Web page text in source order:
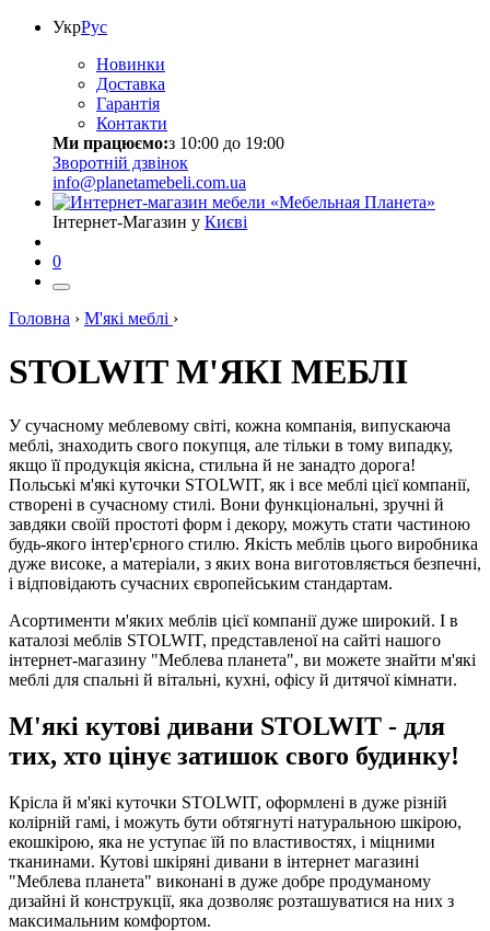
УкрРус
Новинки
Доставка
Гарантія
Контакти
Ми працюємо:з 10:00 до 19:00
Зворотній дзвінок
info@planetamebeli.com.ua
Інтернет-Магазин у Києві
0
Головна › М'які меблі ›
STOLWIT М'ЯКІ МЕБЛІ
У сучасному меблевому світі, кожна компанія, випускаюча
меблі, знаходить свого покупця, але тільки в тому випадку,
якщо її продукція якісна, стильна й не занадто дорога!
Польські м'які куточки STOLWIT, як і все меблі цієї компанії,
створені в сучасному стилі. Вони функціональні, зручні й
завдяки своїй простоті форм і декору, можуть стати частиною
будь-якого інтер'єрного стилю. Якість меблів цього виробника
дуже високе, а матеріали, з яких вона виготовляється безпечні,
і відповідають сучасних європейським стандартам.
Асортименти м'яких меблів цієї компанії дуже широкий. І в
каталозі меблів STOLWIT, представленої на сайті нашого
інтернет-магазину "Меблева планета", ви можете знайти м'які
меблі для спальні й вітальні, кухні, офісу й дитячої кімнати.
М'які кутові дивани STOLWIT - для
тих, хто цінує затишок свого будинку!
Крісла й м'які куточки STOLWIT, оформлені в дуже різній
колірній гамі, і можуть бути обтягнуті натуральною шкірою,
екошкірою, яка не уступає їй по властивостях, і міцними
тканинами. Кутові шкіряні дивани в інтернет магазині
"Меблева планета" виконані в дуже добре продуманому
дизайні й конструкції, яка дозволяє розташуватися на них з
максимальним комфортом.